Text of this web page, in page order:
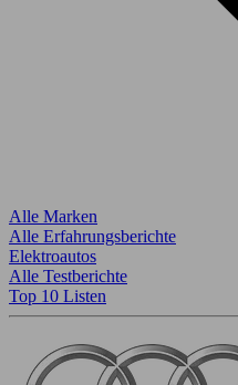
Alle Marken
Alle Erfahrungsberichte
Elektroautos
Alle Testberichte
Top 10 Listen